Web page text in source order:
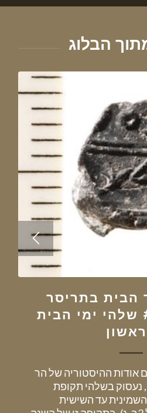
הבלוג
הבית בתריסר
ממצאים: #3 שלהי ימי הבית
אודות ההיסטוריה של הר
בשלהי תקופת
עד השישית